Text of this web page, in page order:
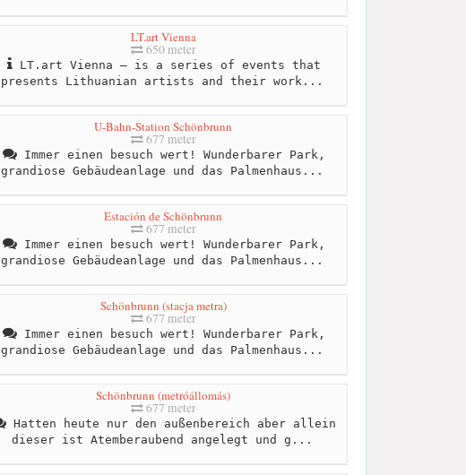
LT.art Vienna
650 meter
LT.art Vienna – is a series of events that
presents Lithuanian artists and their work...
U-Bahn-Station Schönbrunn
677 meter
Immer einen besuch wert! Wunderbarer Park,
grandiose Gebäudeanlage und das Palmenhaus...
Estación de Schönbrunn
677 meter
Immer einen besuch wert! Wunderbarer Park,
grandiose Gebäudeanlage und das Palmenhaus...
Schönbrunn (stacja metra)
677 meter
Immer einen besuch wert! Wunderbarer Park,
grandiose Gebäudeanlage und das Palmenhaus...
Schönbrunn (metróállomás)
677 meter
Hatten heute nur den außenbereich aber allein
dieser ist Atemberaubend angelegt und g...